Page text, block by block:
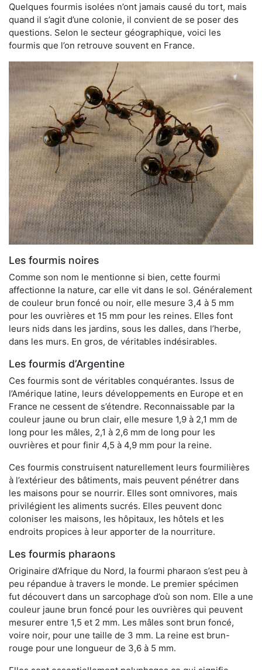
Quelques fourmis isolées n’ont jamais causé du tort, mais
quand il s’agit d’une colonie, il convient de se poser des
questions. Selon le secteur géographique, voici les
fourmis que l’on retrouve souvent en France.
Les fourmis noires
Comme son nom le mentionne si bien, cette fourmi
affectionne la nature, car elle vit dans le sol. Généralement
de couleur brun foncé ou noir, elle mesure 3,4 à 5 mm
pour les ouvrières et 15 mm pour les reines. Elles font
leurs nids dans les jardins, sous les dalles, dans l’herbe,
dans les murs. En gros, de véritables indésirables.
Les fourmis d’Argentine
Ces fourmis sont de véritables conquérantes. Issus de
l’Amérique latine, leurs développements en Europe et en
France ne cessent de s’étendre. Reconnaissable par la
couleur jaune ou brun clair, elle mesure 1,9 à 2,1 mm de
long pour les mâles, 2,1 à 2,6 mm de long pour les
ouvrières et pour finir 4,5 à 4,9 mm pour la reine.
Ces fourmis construisent naturellement leurs fourmilières
à l’extérieur des bâtiments, mais peuvent pénétrer dans
les maisons pour se nourrir. Elles sont omnivores, mais
privilégient les aliments sucrés. Elles peuvent donc
coloniser les maisons, les hôpitaux, les hôtels et les
endroits propices à leur apporter de la nourriture.
Les fourmis pharaons
Originaire d’Afrique du Nord, la fourmi pharaon s’est peu à
peu répandue à travers le monde. Le premier spécimen
fut découvert dans un sarcophage d’où son nom. Elle a une
couleur jaune brun foncé pour les ouvrières qui peuvent
mesurer entre 1,5 et 2 mm. Les mâles sont brun foncé,
voire noir, pour une taille de 3 mm. La reine est brun-
rouge pour une longueur de 3,6 à 5 mm.